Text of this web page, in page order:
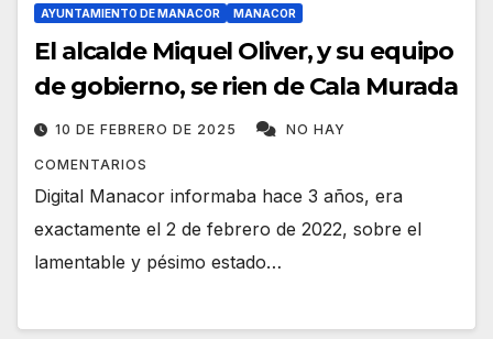
AYUNTAMIENTO DE MANACOR MANACOR
El alcalde Miquel Oliver, y su equipo
de gobierno, se rien de Cala Murada
10 DE FEBRERO DE 2025 NO HAY
COMENTARIOS
Digital Manacor informaba hace 3 años, era
exactamente el 2 de febrero de 2022, sobre el
lamentable y pésimo estado…